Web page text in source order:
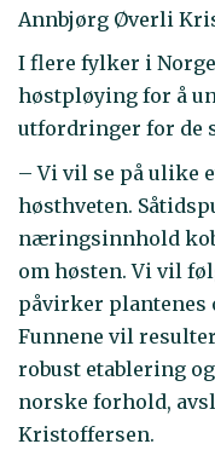
Annbjørg Øverli
I flere fylker i
høstpløying for å
utfordringer for de
– Vi vil se på ulike
høsthveten.
næringsinnhold
om høsten. Vi vil
påvirker plantenes
Funnene vil
robust etablering
norske forhold,
Kristoffersen.